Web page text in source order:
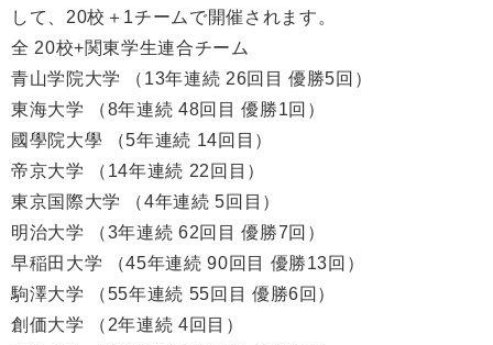
して、20校＋1チームで開催されます。
全 20校+関東学生連合チーム
青山学院大学 （13年連続 26回目 優勝5回）
東海大学 （8年連続 48回目 優勝1回）
國學院大學 （5年連続 14回目）
帝京大学 （14年連続 22回目）
東京国際大学 （4年連続 5回目）
明治大学 （3年連続 62回目 優勝7回）
早稲田大学 （45年連続 90回目 優勝13回）
駒澤大学 （55年連続 55回目 優勝6回）
創価大学 （2年連続 4回目）